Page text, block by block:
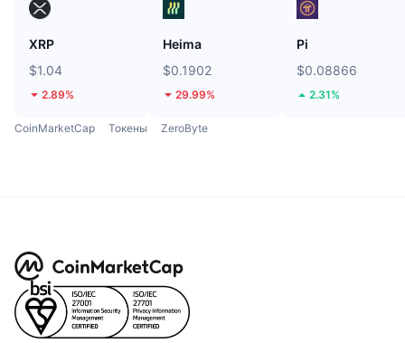
XRP
$1.04
2.89%
Heima
$0.1902
29.99%
Pi
$0.08866
2.31%
CoinMarketCap Токены ZeroByte